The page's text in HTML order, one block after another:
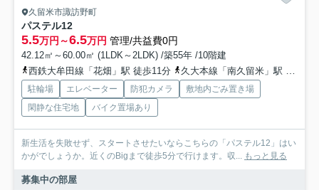
久留米市諏訪野町
パステル12
5.5万円～6.5万円 管理/共益費0円
42.12㎡～60.00㎡ (1LDK～2LDK) /築55年 /10階建
西鉄大牟田線「花畑」駅 徒歩11分
久大本線「南久留米」駅 徒歩12分
駐輪場 エレベーター 防犯カメラ
敷地内ごみ置き場
閑静な住宅地
バイク置場あり
新生活を失敗せず、スタートさせたいならこちらの「パステル12」はい
かがでしょうか。近くのBigまで徒歩5分で行けます。収... もっと見る
募集中の部屋